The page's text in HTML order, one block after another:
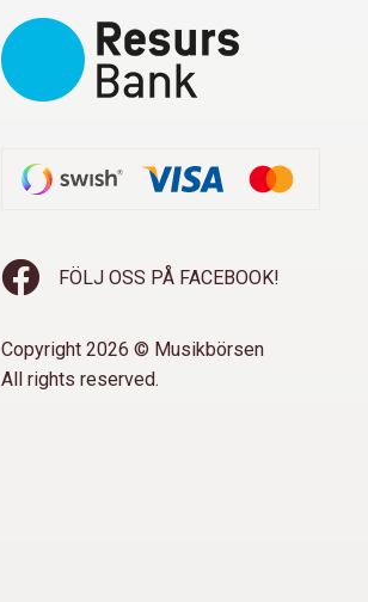
FÖLJ OSS PÅ FACEBOOK!
Copyright 2026 © Musikbörsen
All rights reserved.